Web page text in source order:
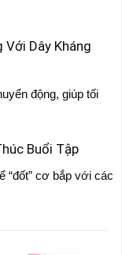
Với Dây Kháng
động, giúp tối
Buổi Tập
“đốt” cơ bắp với các